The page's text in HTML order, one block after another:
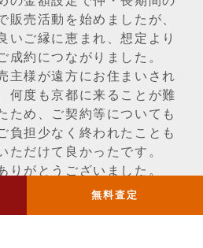
無料査定
販売活動を始めましたが、
いご縁に恵まれ、想定より
成約につながりました。
主様が遠方にお住まいされ
何度も京都に来ることが難
ため、ご契約等についても
負担少なく終われたことも
ただけて良かったです。
りがとうございました。